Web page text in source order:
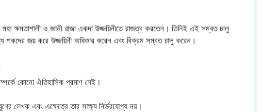
ক্ষমতাশালী ও জ্ঞানী রাজা একদা উজ্জয়িনীতে রাজত্ব করতেন। তিনিই এই সম্বত চালু
শকদের জয় করে উজ্জয়িনী অধিকার করেন এবং বিক্রম সম্বত চালু করেন।
কোনো ঐতিহাসিক প্রমাণ নেই।
লেখক এবং এক্ষেত্রে তার সাক্ষ্য নির্ভরযোগ্য নয়।